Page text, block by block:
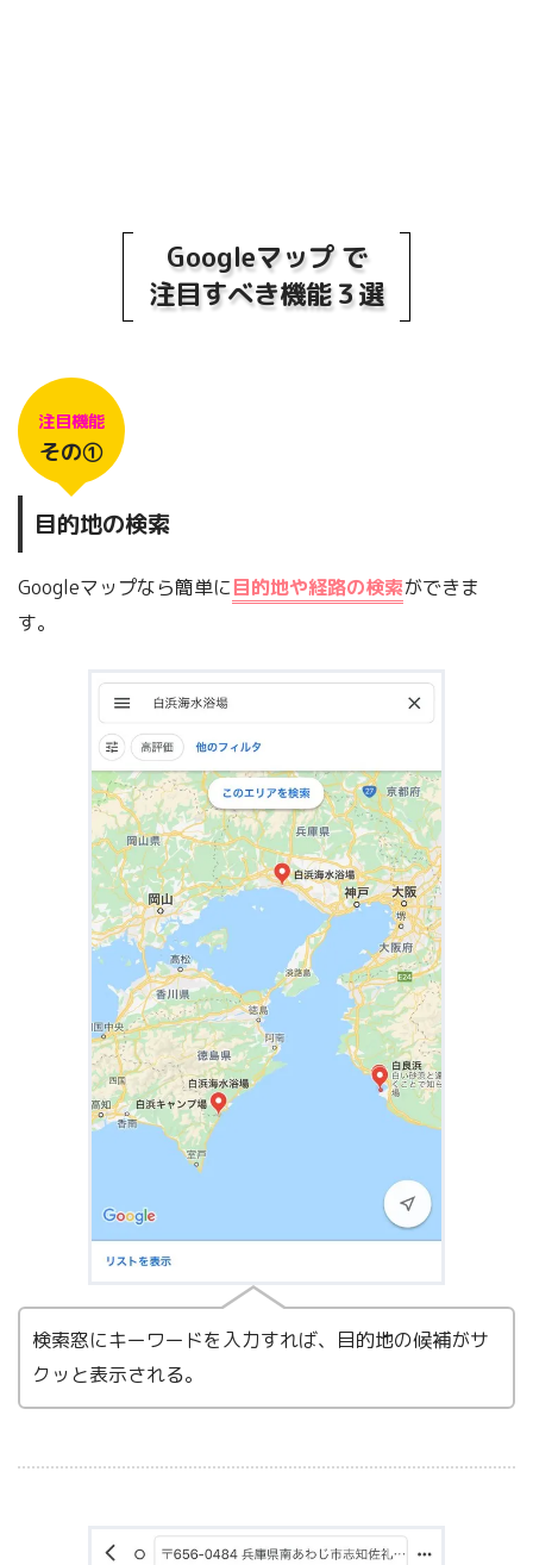
Googleマップ で
注目すべき機能３選
注目機能
その①
目的地の検索
Googleマップなら簡単に目的地や経路の検索ができま
す。
検索窓にキーワードを入力すれば、目的地の候補がサ
クッと表示される。